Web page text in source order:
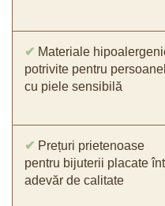
✔ Materiale
potrivite pentru
cu piele sensibilă
✔ Prețuri prietenoase
pentru bijuterii placate
adevăr de calitate